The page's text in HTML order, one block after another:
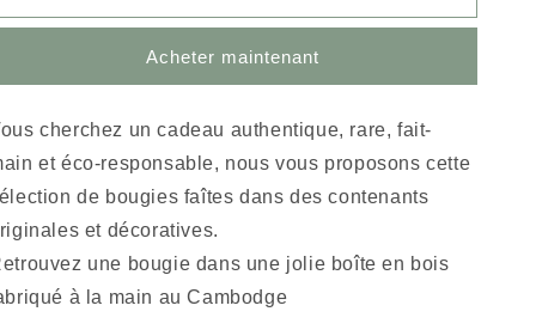
Bougie
en
bois
de
palmier
par
Senteurs
d&#39;Angkor
Bougie
Lotus
en
de
palmier
par
Senteurs
d&#39;Angkor
Acheter maintenant
cherchez un cadeau authentique, rare, fait-
et éco-responsable, nous vous proposons cette
de bougies faîtes dans des contenants
et décoratives.
une bougie dans une jolie boîte en bois
à la main au Cambodge